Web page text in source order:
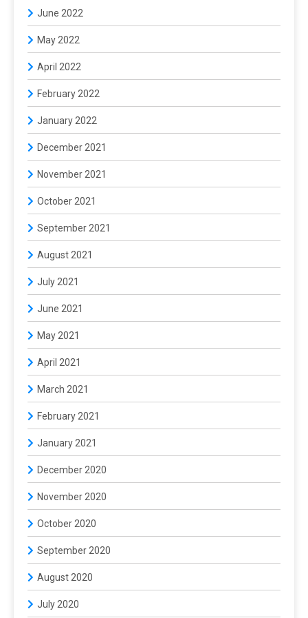
June 2022
May 2022
April 2022
February 2022
January 2022
December 2021
November 2021
October 2021
September 2021
August 2021
July 2021
June 2021
May 2021
April 2021
March 2021
February 2021
January 2021
December 2020
November 2020
October 2020
September 2020
August 2020
July 2020